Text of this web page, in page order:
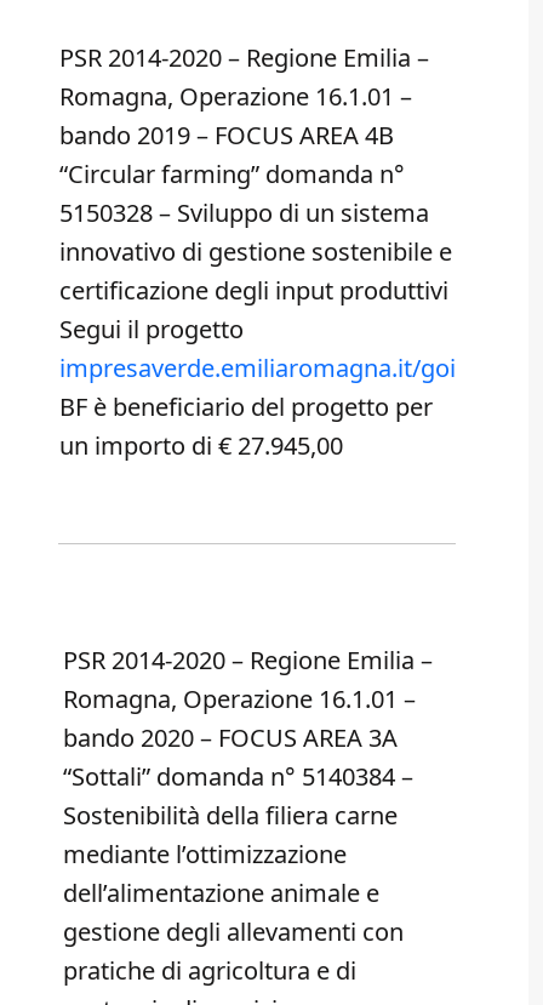
PSR 2014-2020 – Regione Emilia –
Romagna, Operazione 16.1.01 –
bando 2019 – FOCUS AREA 4B
“Circular farming” domanda n°
5150328 – Sviluppo di un sistema
innovativo di gestione sostenibile e
certificazione degli input produttivi
Segui il progetto
impresaverde.emiliaromagna.it/goi
BF è beneficiario del progetto per
un importo di € 27.945,00
PSR 2014-2020 – Regione Emilia –
Romagna, Operazione 16.1.01 –
bando 2020 – FOCUS AREA 3A
“Sottali” domanda n° 5140384 –
Sostenibilità della filiera carne
mediante l’ottimizzazione
dell’alimentazione animale e
gestione degli allevamenti con
pratiche di agricoltura e di